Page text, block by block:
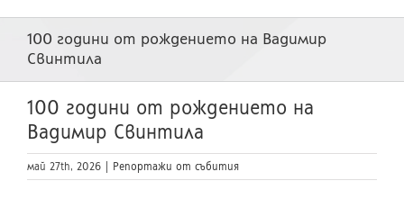
100 години от рождението на Вадимир
Свинтила
100 години от рождението на
Вадимир Свинтила
май 27th, 2026 Репортажи от събития